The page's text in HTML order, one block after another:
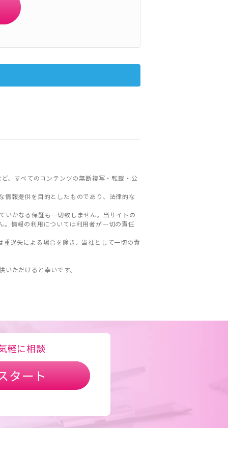
、すべてのコンテンツの無断複写・転載・公
情報提供を目的としたものであり、法律的な
いかなる保証も一切致しません。当サイトの
情報の利用については利用者が一切の責任
過失による場合を除き、当社として一切の責
ただけると幸いです。
軽に相談
タート